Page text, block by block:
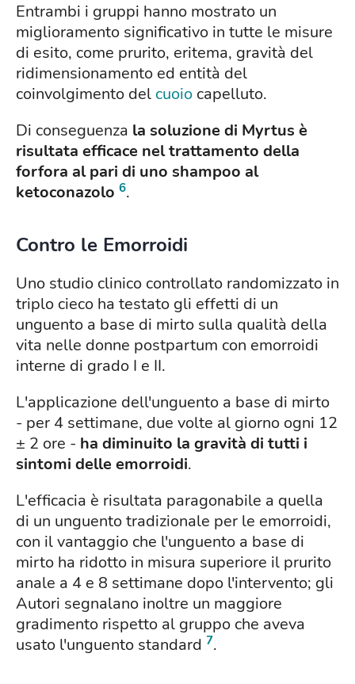
Entrambi i gruppi hanno mostrato un
miglioramento significativo in tutte le misure
di esito, come prurito, eritema, gravità del
ridimensionamento ed entità del
coinvolgimento del cuoio capelluto.
Di conseguenza la soluzione di Myrtus è
risultata efficace nel trattamento della
forfora al pari di uno shampoo al
ketoconazolo 6.
Contro le Emorroidi
Uno studio clinico controllato randomizzato in
triplo cieco ha testato gli effetti di un
unguento a base di mirto sulla qualità della
vita nelle donne postpartum con emorroidi
interne di grado I e II.
L'applicazione dell'unguento a base di mirto
- per 4 settimane, due volte al giorno ogni 12
± 2 ore - ha diminuito la gravità di tutti i
sintomi delle emorroidi.
L'efficacia è risultata paragonabile a quella
di un unguento tradizionale per le emorroidi,
con il vantaggio che l'unguento a base di
mirto ha ridotto in misura superiore il prurito
anale a 4 e 8 settimane dopo l'intervento; gli
Autori segnalano inoltre un maggiore
gradimento rispetto al gruppo che aveva
usato l'unguento standard 7.